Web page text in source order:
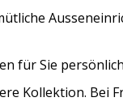
für Sie
Kollektion. Bei